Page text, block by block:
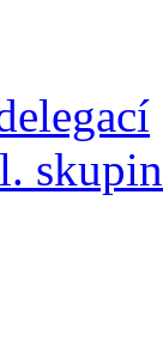
skupin